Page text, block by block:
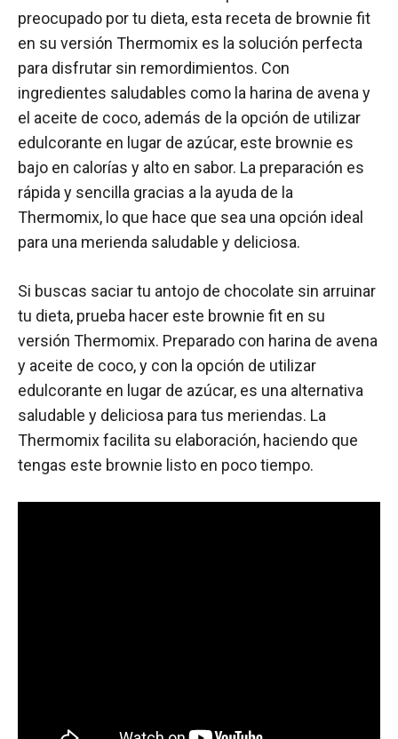
preocupado por tu dieta, esta receta de brownie fit
en su versión Thermomix es la solución perfecta
para disfrutar sin remordimientos. Con
ingredientes saludables como la harina de avena y
el aceite de coco, además de la opción de utilizar
edulcorante en lugar de azúcar, este brownie es
bajo en calorías y alto en sabor. La preparación es
rápida y sencilla gracias a la ayuda de la
Thermomix, lo que hace que sea una opción ideal
para una merienda saludable y deliciosa.
Si buscas saciar tu antojo de chocolate sin arruinar
tu dieta, prueba hacer este brownie fit en su
versión Thermomix. Preparado con harina de avena
y aceite de coco, y con la opción de utilizar
edulcorante en lugar de azúcar, es una alternativa
saludable y deliciosa para tus meriendas. La
Thermomix facilita su elaboración, haciendo que
tengas este brownie listo en poco tiempo.